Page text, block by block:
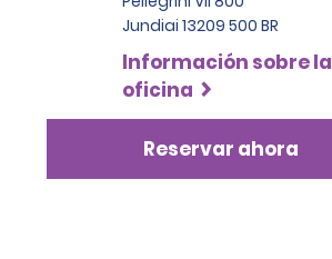
Jundiai 13209 500 BR
Información sobre la
oficina
Reservar ahora